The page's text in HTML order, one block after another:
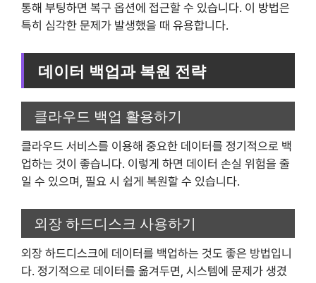
통해 부팅하면 복구 옵션에 접근할 수 있습니다. 이 방법은
특히 심각한 문제가 발생했을 때 유용합니다.
데이터 백업과 복원 전략
클라우드 백업 활용하기
클라우드 서비스를 이용해 중요한 데이터를 정기적으로 백
업하는 것이 좋습니다. 이렇게 하면 데이터 손실 위험을 줄
일 수 있으며, 필요 시 쉽게 복원할 수 있습니다.
외장 하드디스크 사용하기
외장 하드디스크에 데이터를 백업하는 것도 좋은 방법입니
다. 정기적으로 데이터를 옮겨두면, 시스템에 문제가 생겼